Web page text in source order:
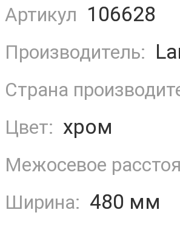
Артикул 106628
Производитель:
Страна
Цвет: хром
Межосевое
Ширина: 480 мм